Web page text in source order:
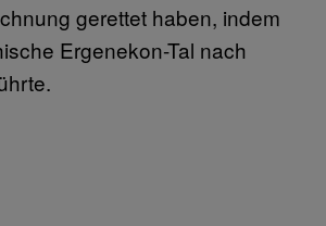
gerettet haben, indem
Ergenekon-Tal nach